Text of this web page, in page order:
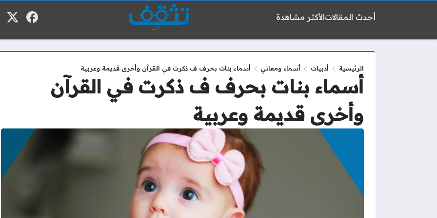
أحدث المقالاتالأكثر مشاهدة فيسبوك
الرئيسية أدبيات أسماء ومعاني أسماء بنات بحرف ف ذكرت في القرآن وأخرى قديمة وعربية
أسماء بنات بحرف ف ذكرت في القرآن
وأخرى قديمة وعربية